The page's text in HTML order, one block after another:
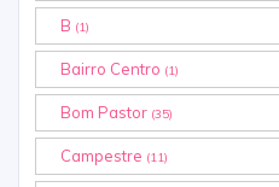
B (1)
Bairro Centro (1)
Bom Pastor (35)
Campestre (11)